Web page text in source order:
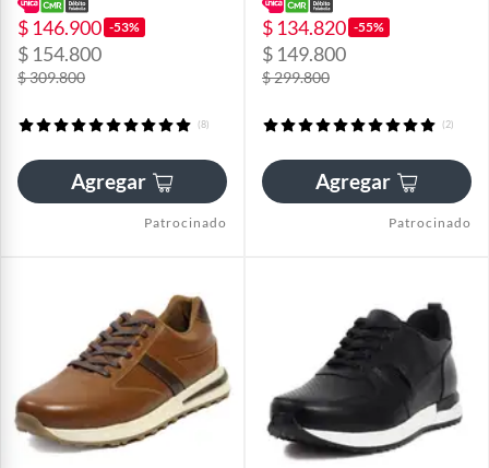
$ 146.900 -53%
$ 154.800
$ 309.800
(8)
Agregar
Patrocinado
$ 134.820 -55%
$ 149.800
$ 299.800
(2)
Agregar
Patrocinado